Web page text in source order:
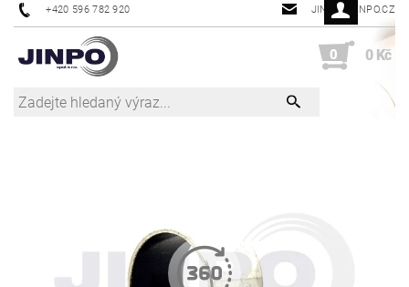
+420 596 782 920 JINPO@JINPO.CZ
0 0 Kč